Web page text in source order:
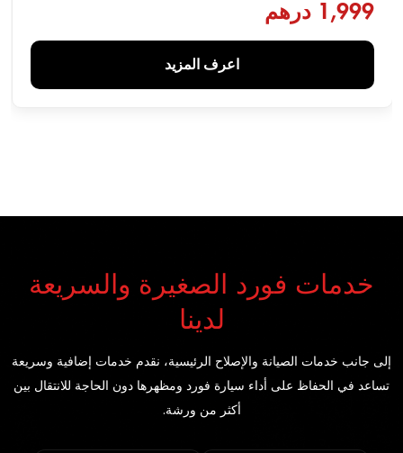
1,999 درهم
اعرف المزيد
خدمات فورد الصغيرة والسريعة
لدينا
إلى جانب خدمات الصيانة والإصلاح الرئيسية، نقدم خدمات إضافية وسريعة
تساعد في الحفاظ على أداء سيارة فورد ومظهرها دون الحاجة للانتقال بين
أكثر من ورشة.